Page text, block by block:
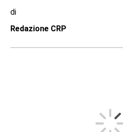
di
Redazione CRP